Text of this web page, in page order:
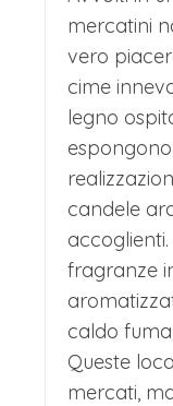
legno
locale di
cirmolo
candele
lana.
mele
appena
mercatini
vero
cime
legno
candele
fragranze
caldo
Queste
mercati,